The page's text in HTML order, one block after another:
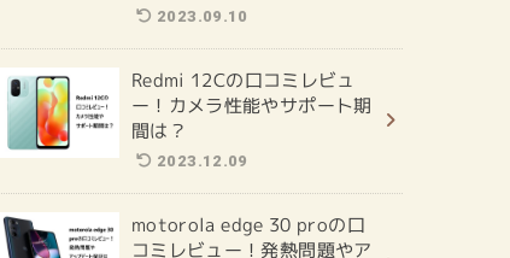
2023.09.10
Redmi 12Cの口コミレビュ
ー！カメラ性能やサポート期
間は？
2023.12.09
motorola edge 30 proの口
コミレビュー！発熱問題やア